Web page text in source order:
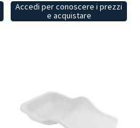
Accedi per conoscere i prezzi
e acquistare